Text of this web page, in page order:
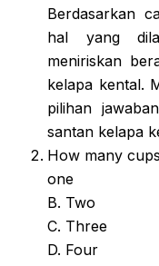
Berdasarkan
hal yang
meniriskan
kelapa kental.
pilihan
santan kelapa
How many
one
B. Two
C. Three
D. Four